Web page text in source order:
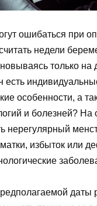
ошибаться при
недели
только на
есть
особенности, а
и болезней? На
нерегулярный
избыток или
даты